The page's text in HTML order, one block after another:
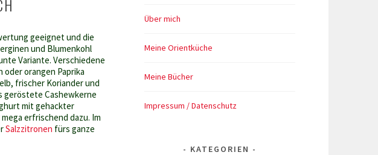
geeignet und die
und Blumenkohl
Variante. Verschiedene
orangen Paprika
frischer Koriander und
geröstete Cashewkerne
mit gehackter
erfrischend dazu. Im
Salzzitronen fürs ganze
Über mich
Meine Orientküche
Meine Bücher
Impressum / Datenschutz
KATEGORIEN